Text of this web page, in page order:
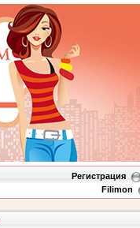
Регистрация
Filimon